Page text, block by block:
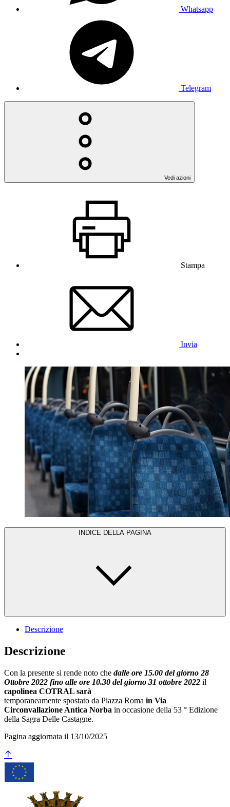
Whatsapp
Telegram
Vedi azioni
Stampa
Invia
INDICE DELLA PAGINA
Descrizione
Descrizione
Con la presente si rende noto che dalle ore 15.00 del giorno 28
Ottobre 2022 fino alle ore 10.30 del giorno 31 ottobre 2022 il
capolinea COTRAL sarà
temporaneamente spostato da Piazza Roma in Via
Circonvallazione Antica Norba in occasione della 53 ° Edizione
della Sagra Delle Castagne.
Pagina aggiornata il 13/10/2025